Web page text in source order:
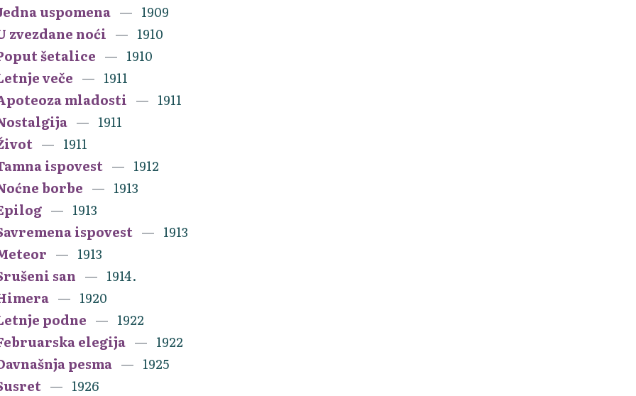
uspomena
1909
zvezdane noći
1910
šetalice
1910
veče
1911
mladosti
1911
1911
1911
ispovest
1912
borbe
1913
1913
ispovest
1913
1913
san
1914.
1920
podne
1922
elegija
1922
pesma
1925
1926